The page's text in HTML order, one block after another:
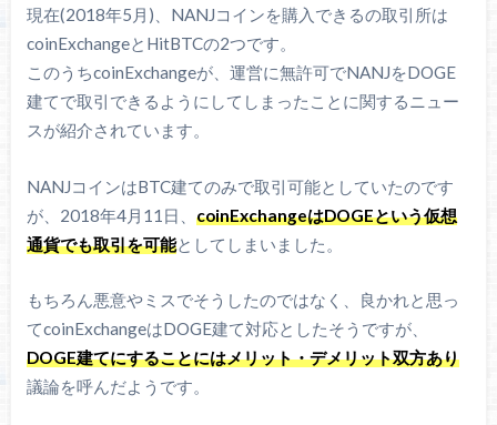
現在(2018年5月)、NANJコインを購入できるの取引所は
coinExchangeとHitBTCの2つです。
このうちcoinExchangeが、運営に無許可でNANJをDOGE
建てで取引できるようにしてしまったことに関するニュー
スが紹介されています。
NANJコインはBTC建てのみで取引可能としていたのです
が、2018年4月11日、 coinExchangeはDOGEという仮想
通貨でも取引を可能としてしまいました。
もちろん悪意やミスでそうしたのではなく、良かれと思っ
てcoinExchangeはDOGE建て対応としたそうですが、
DOGE建てにすることにはメリット・デメリット双方あり
議論を呼んだようです。